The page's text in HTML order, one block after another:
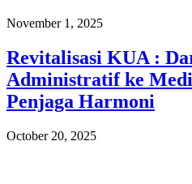
November 1, 2025
Revitalisasi KUA :
Administratif ke
Penjaga Harmoni
October 20, 2025